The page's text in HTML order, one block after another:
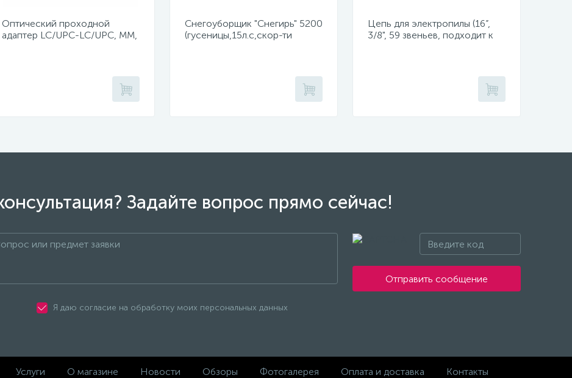
Оптический проходной
адаптер LC/UPC-LC/UPC, MM,
Снегоуборщик "Снегирь" 5200
(гусеницы,15л.с,скор-ти
Цепь для электропилы (16”,
3/8", 59 звеньев, подходит к
Задайте вопрос прямо сейчас!
Отправить сообщение
Я даю согласие на обработку моих персональных данных
Услуги О магазине Новости Обзоры Фотогалерея Оплата и доставка Контакты